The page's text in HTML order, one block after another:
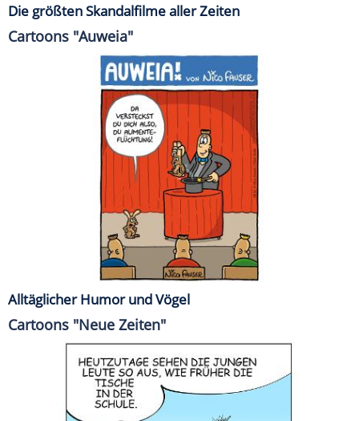
Die größten Skandalfilme aller Zeiten
Cartoons "Auweia"
Alltäglicher Humor und Vögel
Cartoons "Neue Zeiten"